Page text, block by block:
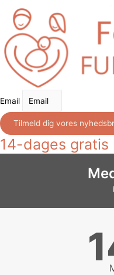
Email
Tilmeld dig vores
14-dages gratis